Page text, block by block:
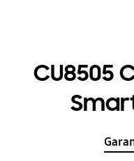
CU8505